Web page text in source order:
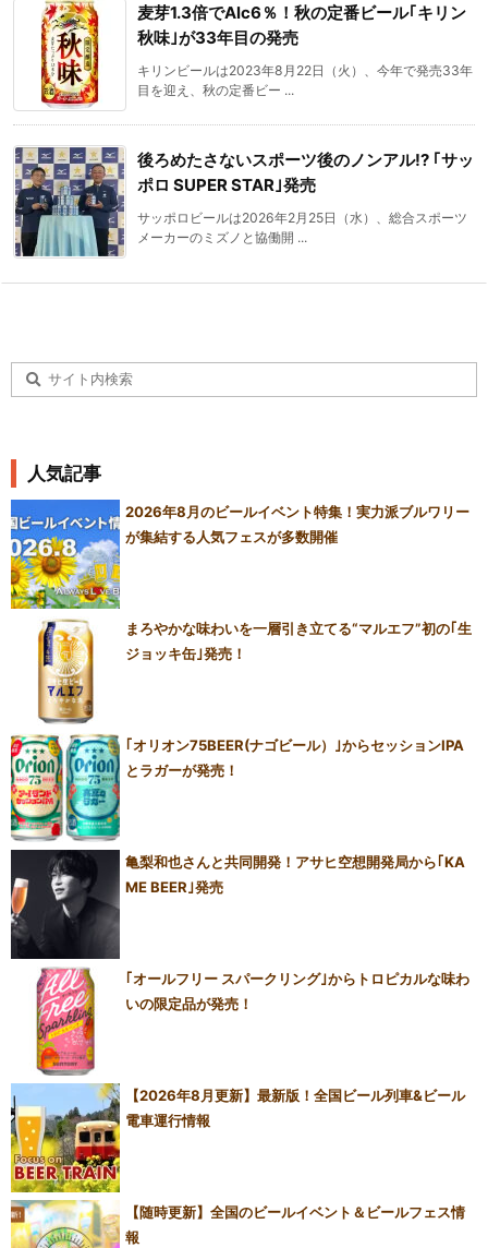
麦芽1.3倍でAlc6％！秋の定番ビール｢キリン
秋味｣が33年目の発売
キリンビールは2023年8月22日（火）、今年で発売33年
目を迎え、秋の定番ビー ...
後ろめたさないスポーツ後のノンアル!? ｢サッ
ポロ SUPER STAR｣発売
サッポロビールは2026年2月25日（水）、総合スポーツ
メーカーのミズノと協働開 ...
人気記事
2026年8月のビールイベント特集！実力派ブルワリー
が集結する人気フェスが多数開催
まろやかな味わいを一層引き立てる“マルエフ”初の｢生
ジョッキ缶｣発売！
｢オリオン75BEER(ナゴビール）｣からセッションIPA
とラガーが発売！
亀梨和也さんと共同開発！アサヒ空想開発局から｢KA
ME BEER｣発売
｢オールフリー スパークリング｣からトロピカルな味わ
いの限定品が発売！
【2026年8月更新】最新版！全国ビール列車&ビール
電車運行情報
【随時更新】全国のビールイベント＆ビールフェス情
報